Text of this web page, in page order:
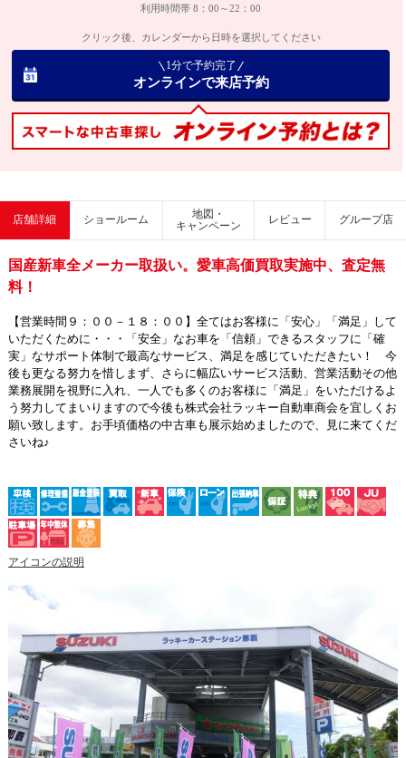
利用時間帯 8：00～22：00
クリック後、カレンダーから日時を選択してください
1分で予約完了
オンラインで来店予約
店舗詳細 ショールーム
地図・
キャンペーン
レビュー グループ店
国産新車全メーカー取扱い。愛車高価買取実施中、査定無
料！
【営業時間９：００－１８：００】全てはお客様に「安心」「満足」して
いただくために・・・「安全」なお車を「信頼」できるスタッフに「確
実」なサポート体制で最高なサービス、満足を感じていただきたい！ 今
後も更なる努力を惜しまず、さらに幅広いサービス活動、営業活動その他
業務展開を視野に入れ、一人でも多くのお客様に「満足」をいただけるよ
う努力してまいりますので今後も株式会社ラッキー自動車商会を宜しくお
願い致します。お手頃価格の中古車も展示始めましたので、見に来てくだ
さいね♪
アイコンの説明